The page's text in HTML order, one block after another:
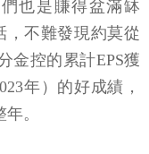
也是賺得盆滿缽
，不難發現約莫從
金控的累計EPS獲
年）的好成績，
。